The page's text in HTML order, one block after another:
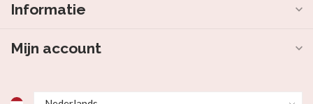
Informatie
Mijn account